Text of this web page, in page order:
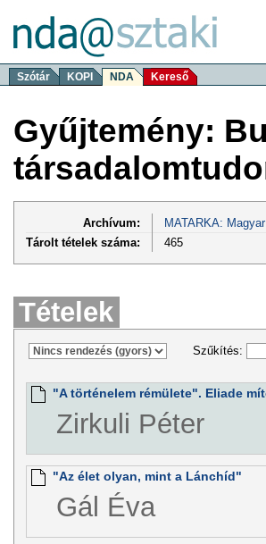
Szótár KOPI NDA Kereső
Gyűjtemény:
Archívum:
MATARKA:
Tárolt tételek száma:
465
Tételek
Szűkítés:
"A történelem rémülete". Eliade
Zirkuli Péter
"Az élet olyan, mint a Lánchíd"
Gál Éva